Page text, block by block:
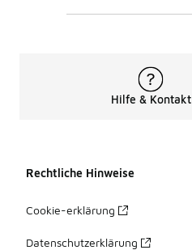
Hilfe & Kontakt
Rechtliche Hinweise
Cookie-erklärung
Datenschutzerklärung